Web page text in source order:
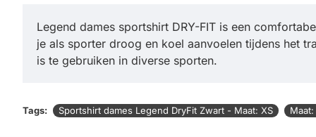
Legend dames sportshirt DRY-FIT is een
je als sporter droog en koel aanvoelen tijdens het
is te gebruiken in diverse sporten.
Tags: Sportshirt dames Legend DryFit Zwart - Maat: XS Maat: